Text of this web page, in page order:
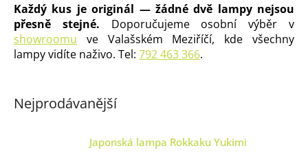
Každý kus je originál — žádné dvě lampy nejsou
přesně stejné. Doporučujeme osobní výběr v
showroomu ve Valašském Meziříčí, kde všechny
lampy vidíte naživo. Tel: 792 463 366.
Nejprodávanější
Japonská lampa Rokkaku Yukimi